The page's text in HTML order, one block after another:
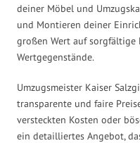
deiner Möbel und
und Montieren deiner
großen Wert auf sorgfältige
Wertgegenstände.
Umzugsmeister Kaiser
transparente und faire
versteckten Kosten oder
ein detailliertes Angebot,